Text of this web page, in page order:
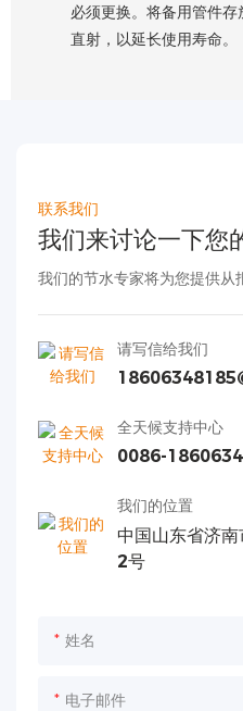
必须更换。将备用管件
直射，以延长使用寿命。
联系我们
我们来讨论一下您
我们的节水专家将为您提供从
请写信给我们
全天候支持中心
0086-
我们的位置
中国山东省济
2号
姓名
电子邮件